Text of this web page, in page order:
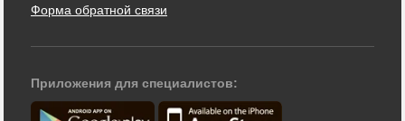
Форма обратной связи
Приложения для специалистов: